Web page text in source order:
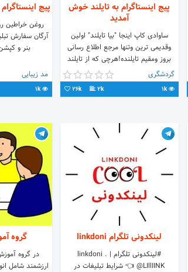
پیج اینستاگرام به تایلند خوش
آمدید
ساوادی کاپ اینجا "بیا تایلند" اولین
وقدیمی ترین وتنها مرجع اطلاع رسانی
بروز ومقیم تایلنده!هرچی که از تایلند
میخوای همینجاست!! گردشگری
1k
2k
26k
پیج
روغن خراطین
آرگان سفارش
بنر و
مد زیبایی
1k
لینکدونی تلگرام linkdoni
#لینکدونی تلگرام | linkdoni .
@LIllIINK 👈 شرایط تبلیغات در
گروه
در گروه
ارزشمند شامل